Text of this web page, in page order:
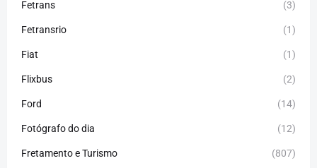
Fetrans (3)
Fetransrio (1)
Fiat (1)
Flixbus (2)
Ford (14)
Fotógrafo do dia (12)
Fretamento e Turismo (807)